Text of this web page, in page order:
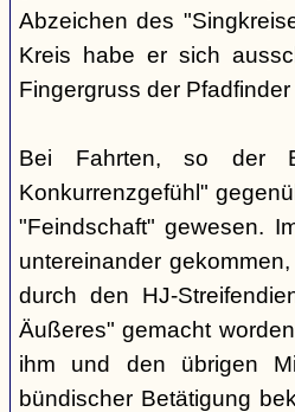
Abzeichen des
Kreis habe er sich
Fingergruss der
Bei Fahrten, so der
Konkurrenzgefühl"
"Feindschaft" gewesen.
untereinander
durch den HJ-
Äußeres" gemacht
ihm und den übrigen
bündischer Betätigung